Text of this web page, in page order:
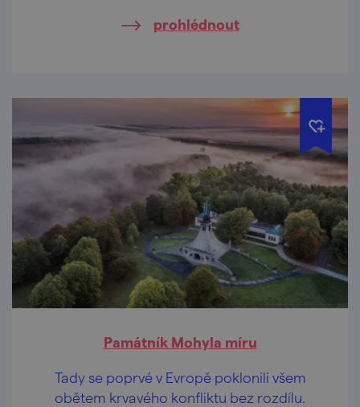
prohlédnout
Památník Mohyla míru
Tady se poprvé v Evropě poklonili všem
obětem krvavého konfliktu bez rozdílu.